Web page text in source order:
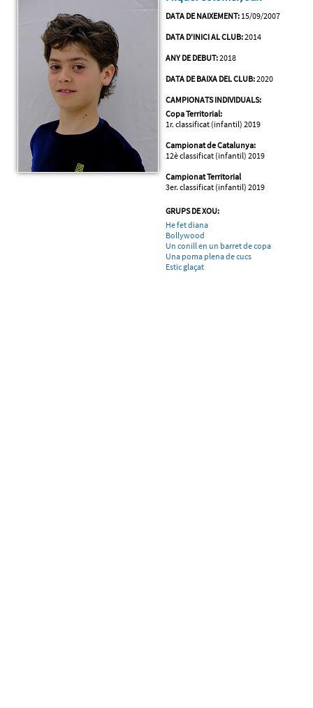
DATA DE NAIXEMENT: 15/09/2007
DATA D'INICI AL CLUB:2014
ANY DE DEBUT:2018
DATA DE BAIXA DEL CLUB:2020
CAMPIONATS INDIVIDUALS:
Copa Territorial:
1r. classificat (infantil) 2019
Campionat de Catalunya:
12è classificat (infantil) 2019
Campionat Territorial
3er. classificat (infantil) 2019
GRUPS DE XOU:
He fet diana
Bollywood
Un conill en un barret de copa
Una poma plena de cucs
Estic glaçat